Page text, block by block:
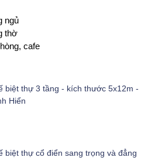
ngủ
thờ
cafe
biệt thự 3 tầng - kích thước 5x12m -
Hiển
biệt thự cổ điển sang trọng và đẳng